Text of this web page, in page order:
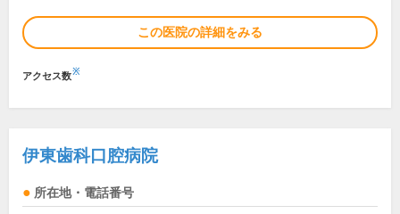
この医院の詳細をみる
アクセス数※
伊東歯科口腔病院
所在地・電話番号